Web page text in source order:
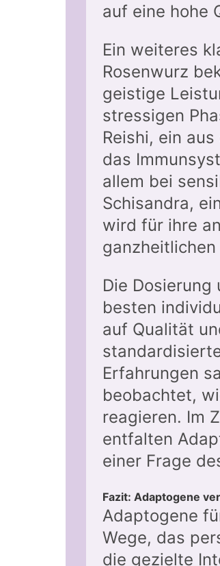
auf eine hohe
Ein weiteres
Rosenwurz
geistige
stressigen
Reishi, ein
das
allem bei
Schisandra,
wird für ihre
ganzheitlichen
Die
besten
auf Qualität
Erfahrungen
beobachtet,
reagieren. Im
entfalten
einer Frage
Fazit: Adaptogene
Adaptogene
Wege, das
die gezielte